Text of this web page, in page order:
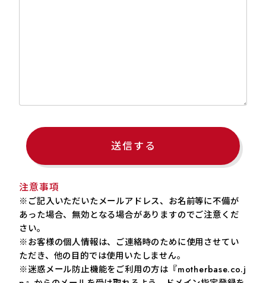
注意事項
※ご記入いただいたメールアドレス、お名前等に不備が
あった場合、無効となる場合がありますのでご注意くだ
さい。
※お客様の個人情報は、ご連絡時のために使用させてい
ただき、他の目的では使用いたしません。
※迷惑メール防止機能をご利用の方は『motherbase.co.j